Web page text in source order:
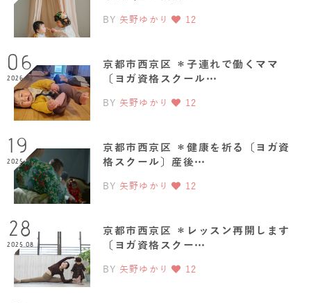
BY 矢野ゆかり 12
06
2026.02
京都市西京区 ＊子連れで働くママ
〔ヨガ資格スクール…
BY 矢野ゆかり 12
19
2025.11
京都市西京区 ＊健康を祈る〔ヨガ資
格スクール〕産後…
BY 矢野ゆかり 12
28
2025.08
京都市西京区 ＊レッスン再開します
〔ヨガ資格スクー…
BY 矢野ゆかり 12